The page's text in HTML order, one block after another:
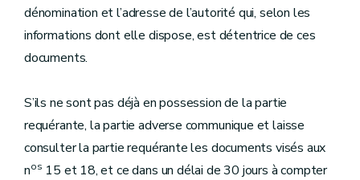
dénomination et l’adresse de l’autorité qui, selon les
informations dont elle dispose, est détentrice de ces
documents.
S’ils ne sont pas déjà en possession de la partie
requérante, la partie adverse communique et laisse
consulter la partie requérante les documents visés aux
nos 15 et 18, et ce dans un délai de 30 jours à compter